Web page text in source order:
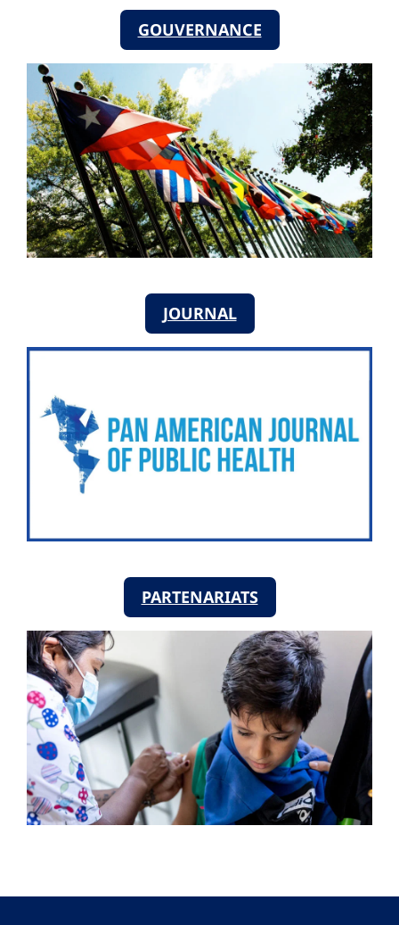
GOUVERNANCE
JOURNAL
PARTENARIATS